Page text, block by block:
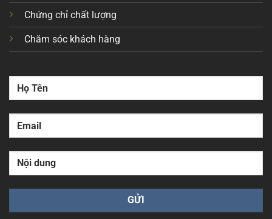
Chứng chỉ chất lượng
Chăm sóc khách hàng